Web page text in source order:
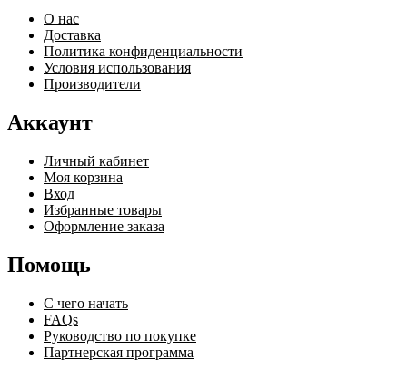
О нас
Доставка
Политика конфиденциальности
Условия использования
Производители
Аккаунт
Личный кабинет
Моя корзина
Вход
Избранные товары
Оформление заказа
Помощь
С чего начать
FAQs
Руководство по покупке
Партнерская программа